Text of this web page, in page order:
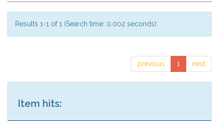
Results 1-1 of 1 (Search time: 0.002 seconds).
previous 1 next
Item hits: